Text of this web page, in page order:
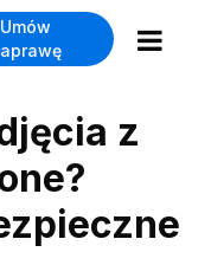
Umów
z